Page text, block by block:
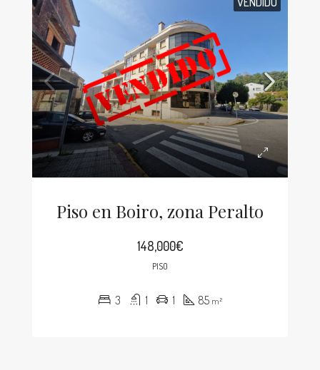
Piso en Boiro, zona Peralto
148,000€
PISO
3 1 1 85 m²